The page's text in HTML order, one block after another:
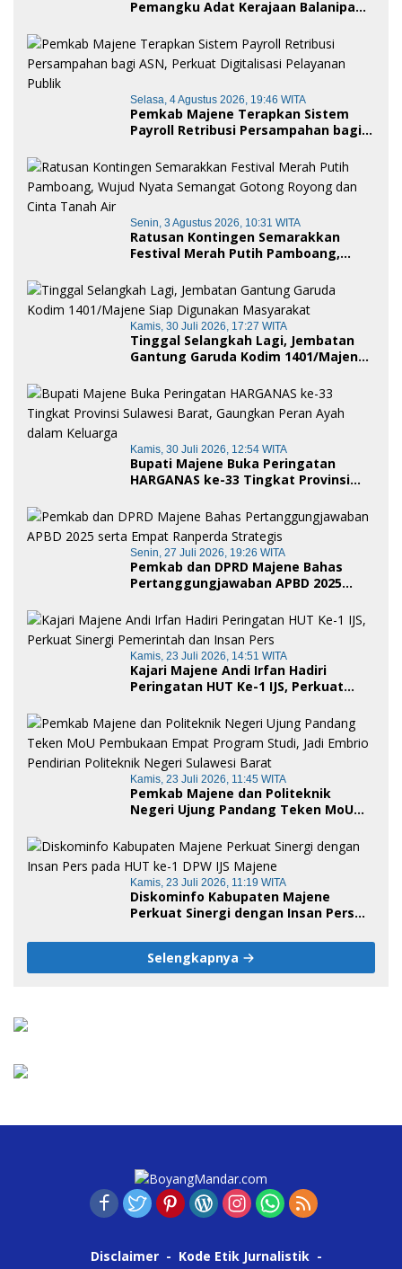
Pemangku Adat Kerajaan Balanipa
Kehormatan Adat
Selasa, 4 Agustus 2026, 19:46 WITA
Pemkab Majene Terapkan Sistem
Payroll Retribusi Persampahan bagi
Publik
Senin, 3 Agustus 2026, 10:31 WITA
Ratusan Kontingen Semarakkan
Festival Merah Putih Pamboang,
Royong dan Cinta Tanah Air
Kamis, 30 Juli 2026, 17:27 WITA
Tinggal Selangkah Lagi, Jembatan
Gantung Garuda Kodim 1401/Majene
Kamis, 30 Juli 2026, 12:54 WITA
Bupati Majene Buka Peringatan
HARGANAS ke-33 Tingkat Provinsi
Ayah dalam Keluarga
Senin, 27 Juli 2026, 19:26 WITA
Pemkab dan DPRD Majene Bahas
Pertanggungjawaban APBD 2025
Kamis, 23 Juli 2026, 14:51 WITA
Kajari Majene Andi Irfan Hadiri
Peringatan HUT Ke-1 IJS, Perkuat
Kamis, 23 Juli 2026, 11:45 WITA
Pemkab Majene dan Politeknik
Negeri Ujung Pandang Teken MoU
Jadi Embrio Pendirian Politeknik
Negeri Sulawesi Barat
Kamis, 23 Juli 2026, 11:19 WITA
Diskominfo Kabupaten Majene
Perkuat Sinergi dengan Insan Pers
Selengkapnya
Disclaimer
Kode Etik Jurnalistik